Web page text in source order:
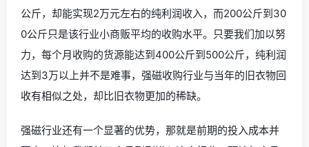
公斤，却能实现2万元左右的纯利润收入，而200公斤到30
0公斤只是该行业小商贩平均的收购水平。只要我们加以努
力，每个月收购的货源能达到400公斤到500公斤，纯利润
达到3万以上并不是难事，强磁收购行业与当年的旧衣物回
收有相似之处，却比旧衣物更加的稀缺。
强磁行业还有一个显著的优势，那就是前期的投入成本并